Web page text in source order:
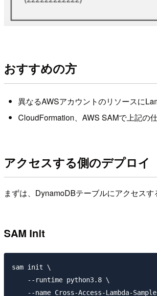
おすすめの方
異なるAWSアカウントのリソースに
CloudFormation、AWS SAMで上記の
アクセスする側のデプロイ
まずは、DynamoDBテーブルにアクセス
SAM Init
sam init \
    --runtime python3.8 \
--name Cross-Access-Lambda-Sample